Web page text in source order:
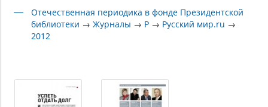
Отечественная периодика в фонде Президентской
библиотеки →Журналы → Р → Русский мир.ru →
2012